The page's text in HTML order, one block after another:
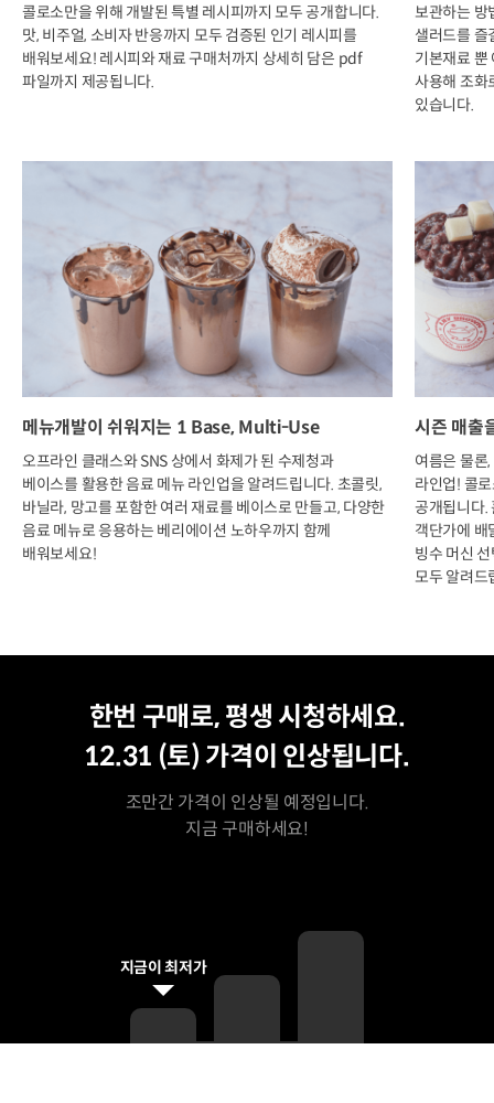
콜로소만을 위해 개발된 특별 레시피까지 모두 공개합니다.
맛, 비주얼, 소비자 반응까지 모두 검증된 인기 레시피를
배워보세요! 레시피와 재료 구매처까지 상세히 담은 pdf
파일까지 제공됩니다.
보관하는 방
샐러드를 즐
기본재료 뿐
사용해 조화
있습니다.
메뉴개발이 쉬워지는 1 Base, Multi-Use
오프라인 클래스와 SNS 상에서 화제가 된 수제청과
베이스를 활용한 음료 메뉴 라인업을 알려드립니다. 초콜릿,
바닐라, 망고를 포함한 여러 재료를 베이스로 만들고, 다양한
음료 메뉴로 응용하는 베리에이션 노하우까지 함께
배워보세요!
시즌 매출
여름은 물론
라인업! 콜
공개됩니다.
객단가에 배
빙수 머신
모두 알려드
한번 구매로, 평생 시청하세요.
12.31 (토) 가격이 인상됩니다.
조만간 가격이 인상될 예정입니다.
지금 구매하세요!
지금이 최저가